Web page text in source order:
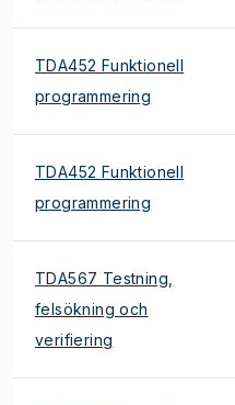
TDA452 Funktionell
programmering
TDA452 Funktionell
programmering
TDA567 Testning,
felsökning och
verifiering